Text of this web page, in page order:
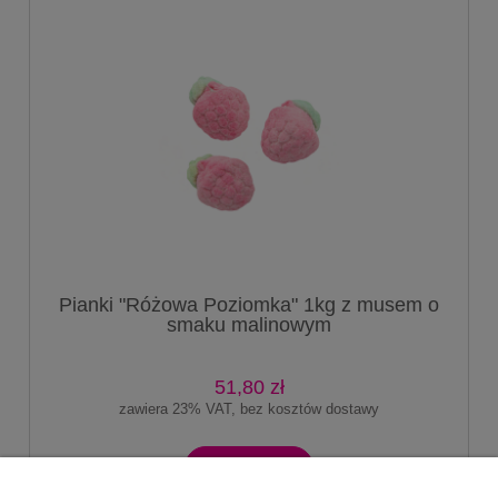
Pianki "Różowa Poziomka" 1kg z musem o
smaku malinowym
51,80 zł
zawiera 23% VAT, bez kosztów dostawy